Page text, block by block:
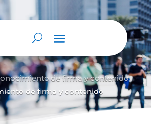
de firma y contenido
de firma y contenido